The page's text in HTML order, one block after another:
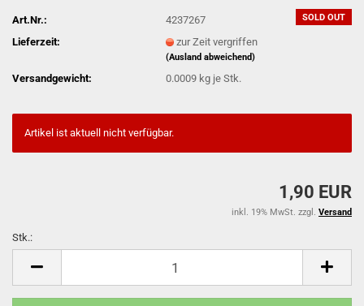
SOLD OUT
Art.Nr.:
4237267
Lieferzeit:
zur Zeit vergriffen
(Ausland abweichend)
Versandgewicht: 0.0009 kg je Stk.
Artikel ist aktuell nicht verfügbar.
1,90 EUR
inkl. 19% MwSt. zzgl. Versand
Stk.: